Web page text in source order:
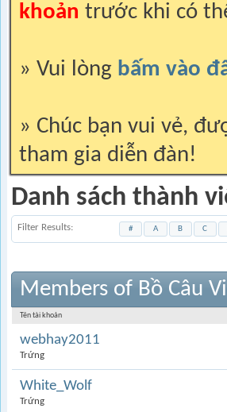
khoản trước khi có
» Vui lòng bấm vào
» Chúc bạn vui vẻ,
tham gia diễn đàn!
Danh sách thành
Filter Results # A B C
Members of Bồ Câu
Tên tài khoản
webhay2011
Trứng
White_Wolf
Trứng